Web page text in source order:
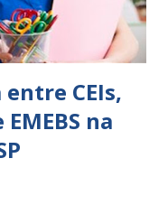
CEIs,
EMEBS na